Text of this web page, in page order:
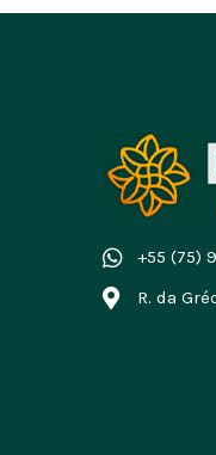
+55 (75)
R. da